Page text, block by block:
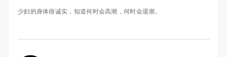
少妇的身体很诚实，知道何时会高潮，何时会退潮。